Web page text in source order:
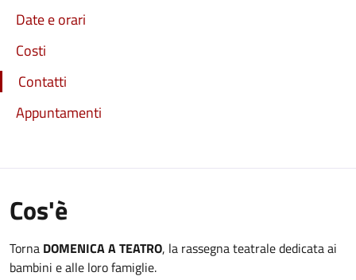
Date e orari
Costi
Contatti
Appuntamenti
Cos'è
Torna DOMENICA A TEATRO, la rassegna teatrale dedicata ai
bambini e alle loro famiglie.